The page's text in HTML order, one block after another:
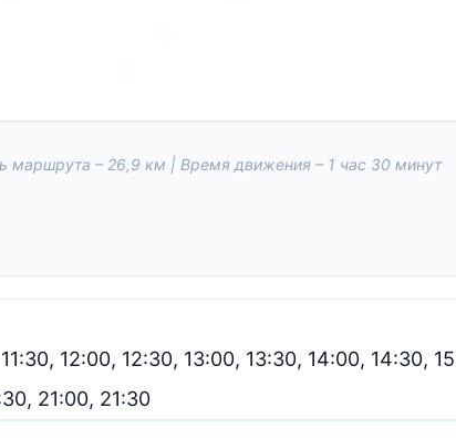
маршрута – 26,9 км | Время движения – 1 час 30 минут
12:00, 12:30, 13:00, 13:30, 14:00, 14:30,
21:00, 21:30